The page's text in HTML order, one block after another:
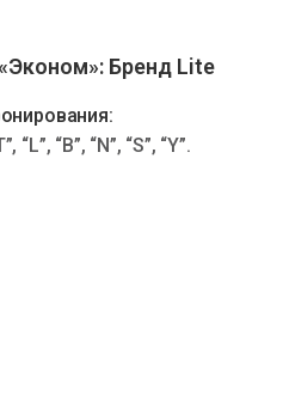
Бренд Lite
“L”, “B”, “N”, “S”, “Y”.